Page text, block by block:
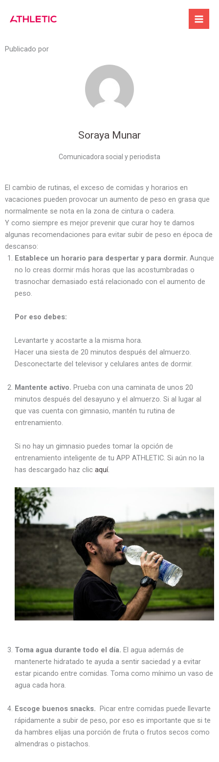
Publicado por
Soraya Munar
Comunicadora social y periodista
El cambio de rutinas, el exceso de comidas y horarios en
vacaciones pueden provocar un aumento de peso en grasa que
normalmente se nota en la zona de cintura o cadera.
Y como siempre es mejor prevenir que curar hoy te damos
algunas recomendaciones para evitar subir de peso en época de
descanso:
Establece un horario para despertar y para dormir. Aunque
no lo creas dormir más horas que las acostumbradas o
trasnochar demasiado está relacionado con el aumento de
peso.
Por eso debes:
Levantarte y acostarte a la misma hora.
Hacer una siesta de 20 minutos después del almuerzo.
Desconectarte del televisor y celulares antes de dormir.
Mantente activo. Prueba con una caminata de unos 20
minutos después del desayuno y el almuerzo. Si al lugar al
que vas cuenta con gimnasio, mantén tu rutina de
entrenamiento.
Si no hay un gimnasio puedes tomar la opción de
entrenamiento inteligente de tu APP ATHLETIC. Si aún no la
has descargado haz clic aquí.
Toma agua durante todo el día. El agua además de
mantenerte hidratado te ayuda a sentir saciedad y a evitar
estar picando entre comidas. Toma como mínimo un vaso de
agua cada hora.
Escoge buenos snacks. Picar entre comidas puede llevarte
rápidamente a subir de peso, por eso es importante que si te
da hambres elijas una porción de fruta o frutos secos como
almendras o pistachos.